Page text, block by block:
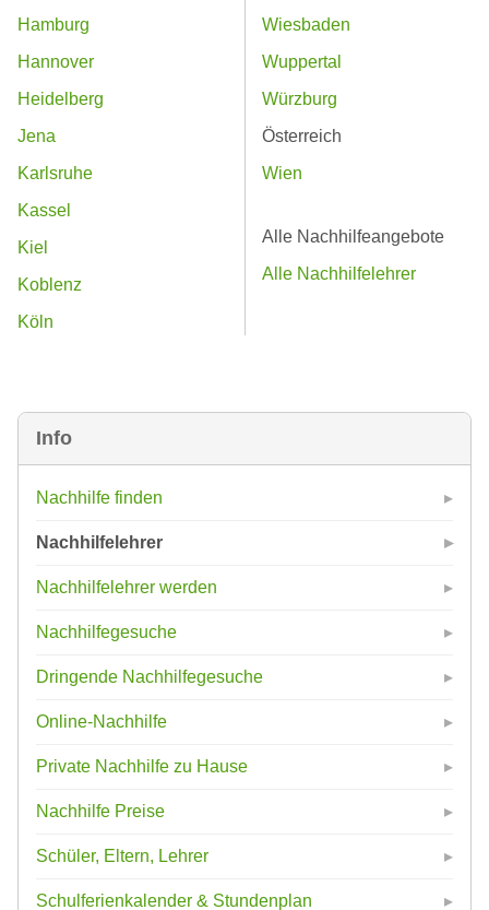
Info
Nachhilfe finden
Nachhilfelehrer
Nachhilfelehrer werden
Nachhilfegesuche
Dringende Nachhilfegesuche
Online-Nachhilfe
Private Nachhilfe zu Hause
Nachhilfe Preise
Schüler, Eltern, Lehrer
Schulferienkalender & Stundenplan
Hamburg
Hannover
Heidelberg
Jena
Karlsruhe
Kassel
Kiel
Koblenz
Köln
Wiesbaden
Wuppertal
Würzburg
Österreich
Wien
Alle Nachhilfeangebote
Alle Nachhilfelehrer